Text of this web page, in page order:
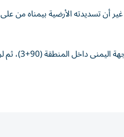
غير أن تسديدته الأرضية بيمناه
وواصل سوزوكي